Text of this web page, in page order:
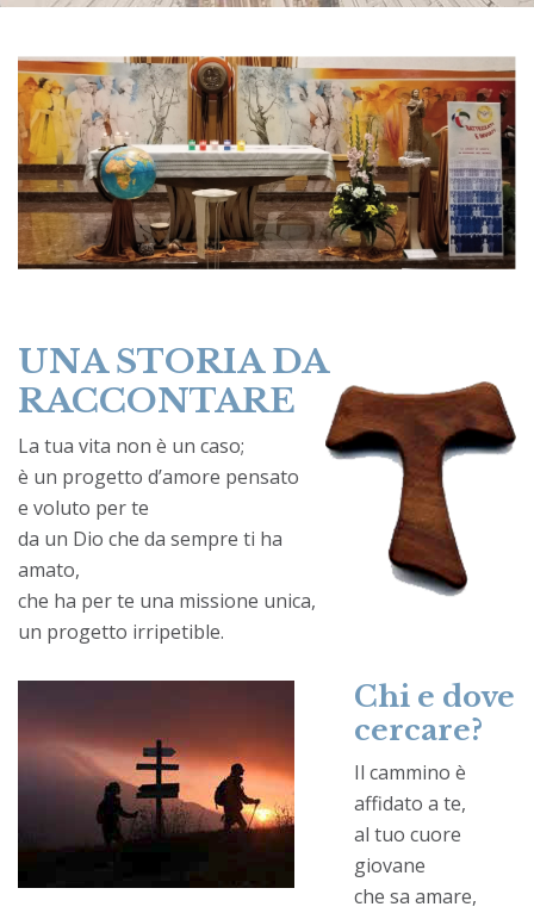
UNA STORIA DA
RACCONTARE
La tua vita non è un caso;
è un progetto d’amore pensato
e voluto per te
da un Dio che da sempre ti ha
amato,
che ha per te una missione unica,
un progetto irripetible.
Chi e dove
cercare?
Il cammino è
affidato a te,
al tuo cuore
giovane
che sa amare,